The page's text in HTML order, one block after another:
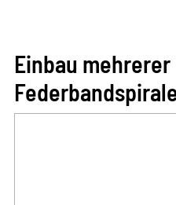
Einbau mehrerer